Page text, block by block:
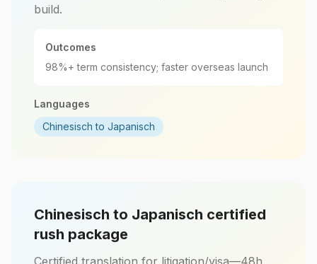
build.
Outcomes
98%+ term consistency; faster overseas launch
Languages
Chinesisch to Japanisch
Chinesisch to Japanisch certified
rush package
Certified translation for litigation/visa—48h